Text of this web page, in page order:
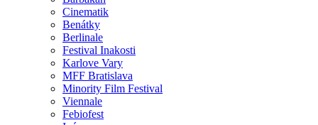
Cinematik
Benátky
Berlinale
Festival Inakosti
Karlove Vary
MFF Bratislava
Minority Film Festival
Viennale
Febiofest